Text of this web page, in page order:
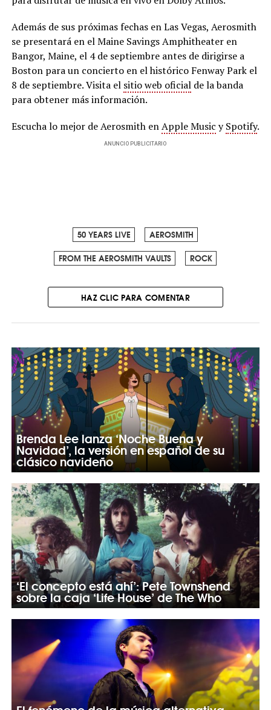
Además de sus próximas fechas en Las Vegas, Aerosmith
se presentará en el Maine Savings Amphitheater en
Bangor, Maine, el 4 de septiembre antes de dirigirse a
Boston para un concierto en el histórico Fenway Park el
8 de septiembre. Visita el sitio web oficialde la banda
para obtener más información.
Escucha lo mejor de Aerosmith enApple Music ySpotify.
ANUNCIO PUBLICITARIO
50 YEARS LIVE
AEROSMITH
FROM THE AEROSMITH VAULTS
ROCK
HAZ CLIC PARA COMENTAR
Brenda Lee lanza ‘Noche Buena y
Navidad’, la versión en español de su
clásico navideño
‘El concepto está ahí’: Pete Townshend
sobre la caja ‘Life House’ de The Who